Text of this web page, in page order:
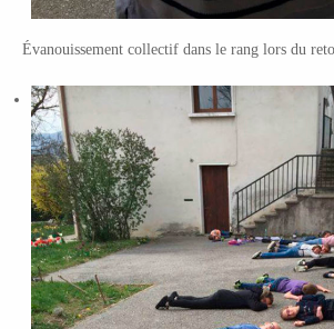
Évanouissement collectif dans le rang lors du